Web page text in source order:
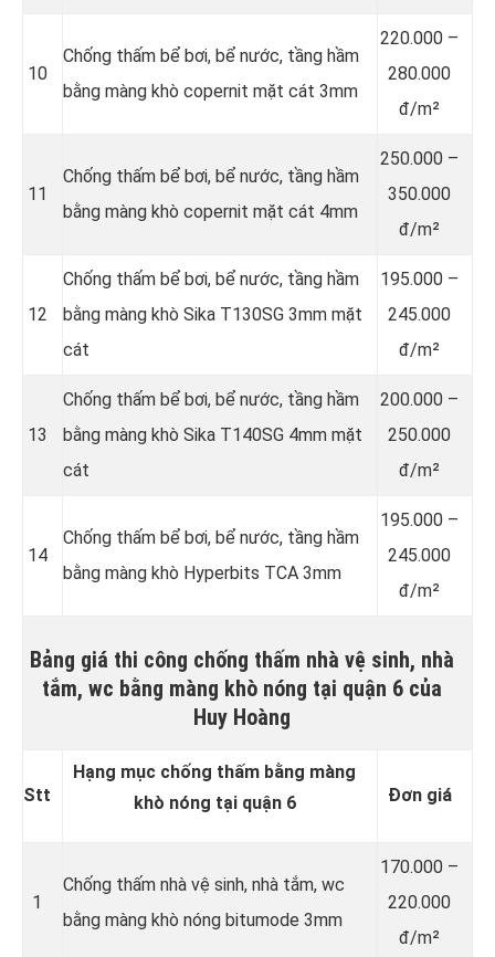
10
Chống thấm bể bơi, bể nước, tầng hầm
bằng màng khò copernit mặt cát 3mm
220.000 –
280.000
đ/m²
11
Chống thấm bể bơi, bể nước, tầng hầm
bằng màng khò copernit mặt cát 4mm
250.000 –
350.000
đ/m²
12
Chống thấm bể bơi, bể nước, tầng hầm
bằng màng khò Sika T130SG 3mm mặt
cát
195.000 –
245.000
đ/m²
13
Chống thấm bể bơi, bể nước, tầng hầm
bằng màng khò Sika T140SG 4mm mặt
cát
200.000 –
250.000
đ/m²
14
Chống thấm bể bơi, bể nước, tầng hầm
bằng màng khò Hyperbits TCA 3mm
195.000 –
245.000
đ/m²
Bảng giá thi công chống thấm nhà vệ sinh, nhà
tắm, wc bằng màng khò nóng tại quận 6 của
Huy Hoàng
Stt
Hạng mục chống thấm bằng màng
khò nóng tại quận 6
Đơn giá
1
Chống thấm nhà vệ sinh, nhà tắm, wc
bằng màng khò nóng bitumode 3mm
170.000 –
220.000
đ/m²